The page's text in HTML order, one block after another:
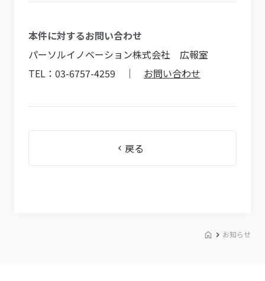
本件に対するお問い合わせ
パーソルイノベーション株式会社 広報室
TEL：03-6757-4259 ｜ お問い合わせ
戻る
お知らせ